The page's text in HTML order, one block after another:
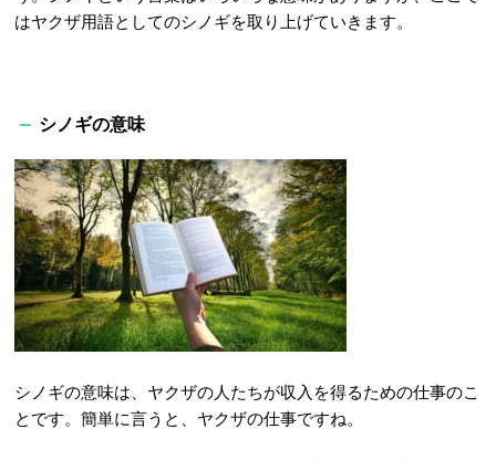
はヤクザ用語としてのシノギを取り上げていきます。
シノギの意味
シノギの意味は、ヤクザの人たちが収入を得るための仕事のこ
とです。簡単に言うと、ヤクザの仕事ですね。